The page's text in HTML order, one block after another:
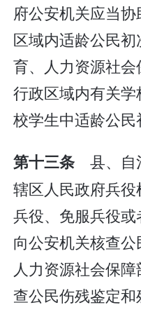
府公安机关应当
区域内适龄公民
育、人力资源社
行政区域内有关
校学生中适龄公民
第十三条县、自
辖区人民政府兵
兵役、免服兵役
向公安机关核查
人力资源社会保
查公民伤残鉴定